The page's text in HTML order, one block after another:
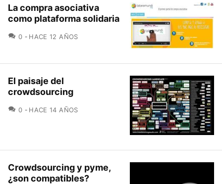
La compra asociativa
como plataforma solidaria
0 COMENTARIOS
HACE 12 AÑOS
El paisaje del
crowdsourcing
0 COMENTARIOS
HACE 14 AÑOS
Crowdsourcing y pyme,
¿son compatibles?